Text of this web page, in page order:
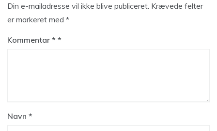
Din e-mailadresse vil ikke blive publiceret. Krævede felter
er markeret med *
Kommentar *
Navn *